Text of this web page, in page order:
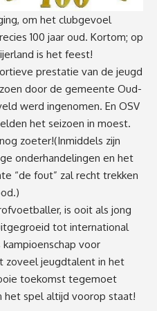
om het clubgevoel
100 jaar oud. Kortom; op
is het feest!
prestatie van de jeugd
door de gemeente Oud-
werd ingenomen. En OSV
het seizoen in moest.
zoeter!(Inmiddels zijn
onderhandelingen en het
“de fout” zal recht trekken
is ooit als jong
tot international
voor
zoveel jeugdtalent in het
toekomst tegemoet
het spel altijd voorop staat!